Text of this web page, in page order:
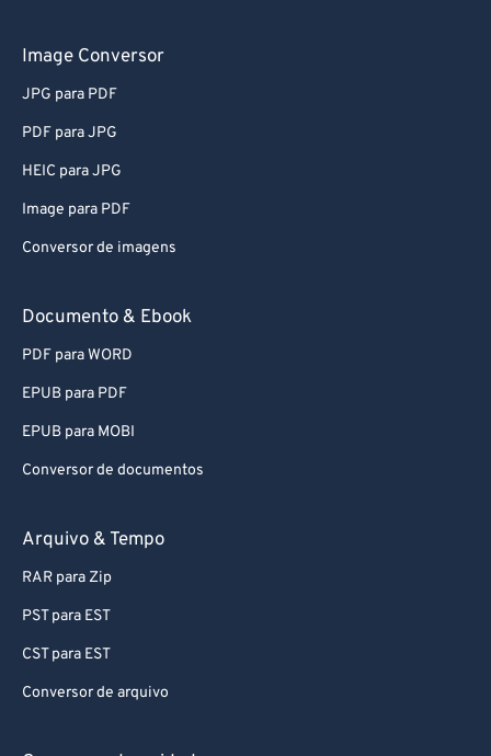
Image Conversor
JPG para PDF
PDF para JPG
HEIC para JPG
Image para PDF
Conversor de imagens
Documento & Ebook
PDF para WORD
EPUB para PDF
EPUB para MOBI
Conversor de documentos
Arquivo & Tempo
RAR para Zip
PST para EST
CST para EST
Conversor de arquivo